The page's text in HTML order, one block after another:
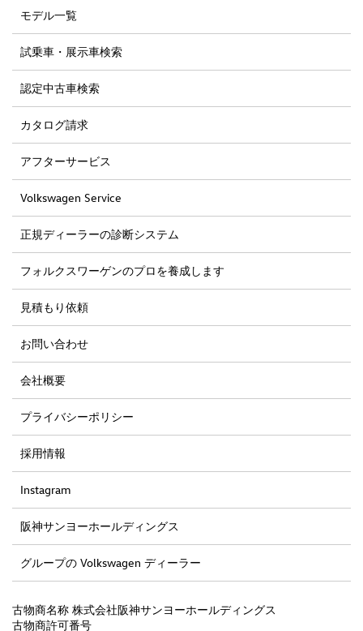
モデル一覧
試乗車・展示車検索
認定中古車検索
カタログ請求
アフターサービス
Volkswagen Service
正規ディーラーの診断システム
フォルクスワーゲンのプロを養成します
見積もり依頼
お問い合わせ
会社概要
プライバシーポリシー
採用情報
Instagram
阪神サンヨーホールディングス
グループの Volkswagen ディーラー
古物商名称 株式会社阪神サンヨーホールディングス
古物商許可番号